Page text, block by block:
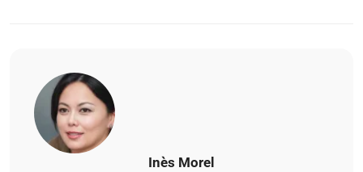
Inès Morel